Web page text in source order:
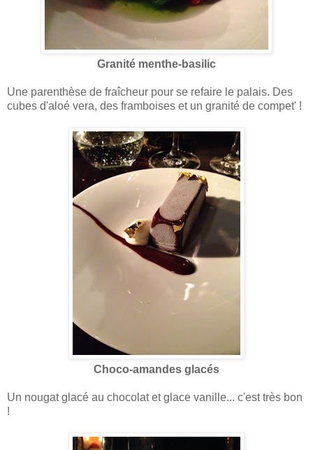
Granité menthe-basilic
Une parenthèse de fraîcheur pour se refaire le palais. Des
cubes d'aloé vera, des framboises et un granité de compet' !
Choco-amandes glacés
Un nougat glacé au chocolat et glace vanille... c'est très bon
!